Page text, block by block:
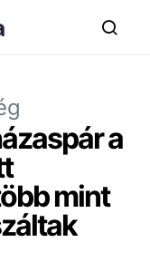
a
mint